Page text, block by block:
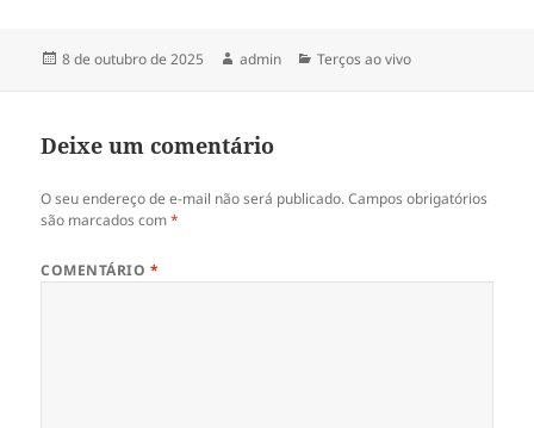
a j
)
Publicado
8 de outubro de 2025 Autor
admin Categorias
Terços ao vivo
Deixe um comentário
O seu endereço de e-mail não será publicado. Campos obrigatórios
são marcados com*
COMENTÁRIO *